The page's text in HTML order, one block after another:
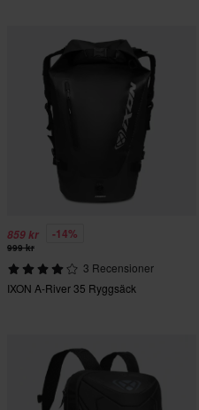
859 kr -14%
999 kr
3 Recensioner
IXON A-River 35 Ryggsäck